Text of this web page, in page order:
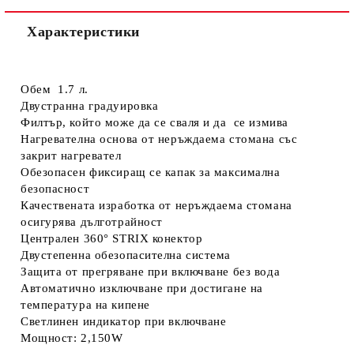
Характеристики
Обем 1.7 л.
Двустранна градуировка
Филтър, който може да се сваля и да се измива
Нагревателна основа от неръждаема стомана със
закрит нагревател
Обезопасен фиксиращ се капак за максимална
безопасност
Качествената изработка от неръждаема стомана
осигурява дълготрайност
Централен 360° STRIX конектор
Двустепенна обезопасителна система
Защита от прегряване при включване без вода
Автоматично изключване при достигане на
температура на кипене
Светлинен индикатор при включване
Мощност: 2,150W